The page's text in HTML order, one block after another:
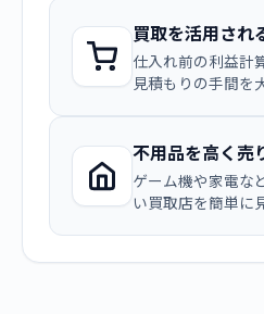
買取を活用され
仕入れ前の利益計
見積もりの手間を
不用品を高く売
ゲーム機や家電な
い買取店を簡単に